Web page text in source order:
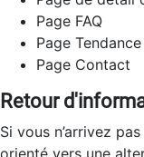
Page FAQ
Page
Page Contact
Retour
Si vous n’arrivez
orienté vers une